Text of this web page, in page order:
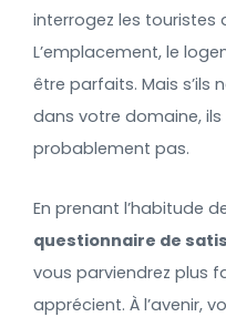
interrogez les touristes
L’emplacement, le
être parfaits. Mais s’ils
dans votre domaine,
probablement pas.
En prenant l’habitude
questionnaire de
vous parviendrez plus
apprécient. À l’avenir,